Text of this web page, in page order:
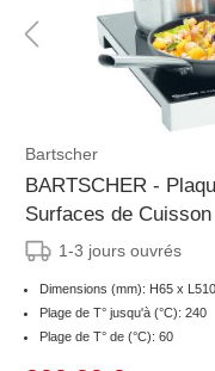
Bartscher
BARTSCHER -
Surfaces de Cuisson
1-3 jours ouvrés
Dimensions (mm): H65 x
Plage de T° jusqu'à (°C): 240
Plage de T° de (°C): 60